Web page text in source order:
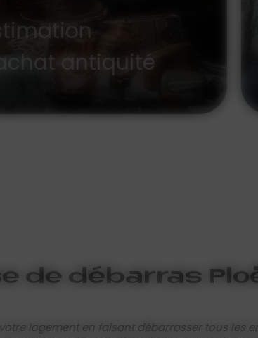
de débarras
logement en faisant débarrasser tous les